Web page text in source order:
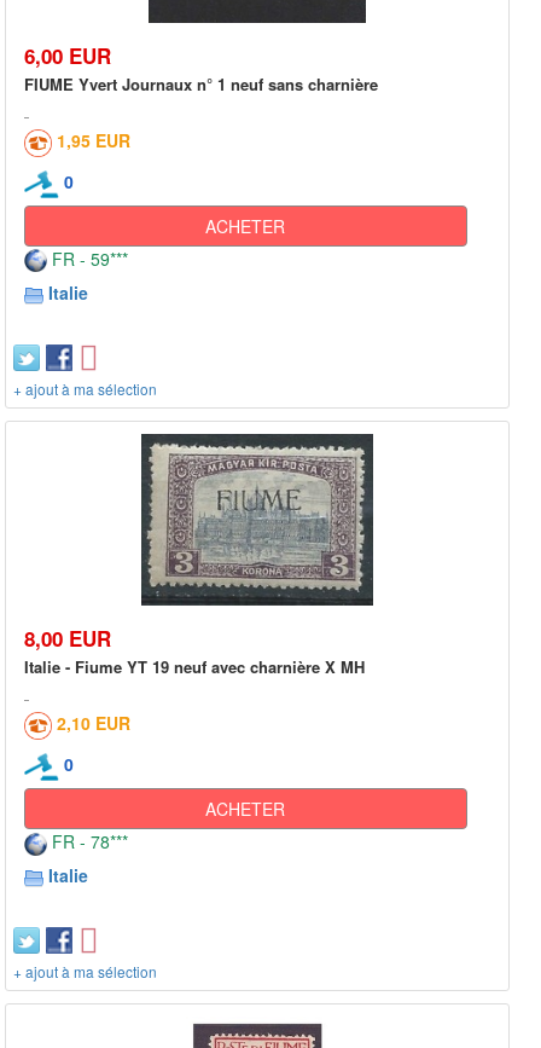
6,00 EUR
FIUME Yvert Journaux n° 1 neuf sans charnière
1,95 EUR
0
ACHETER
FR - 59***
Italie
+ ajout à ma sélection
8,00 EUR
Italie - Fiume YT 19 neuf avec charnière X MH
2,10 EUR
0
ACHETER
FR - 78***
Italie
+ ajout à ma sélection